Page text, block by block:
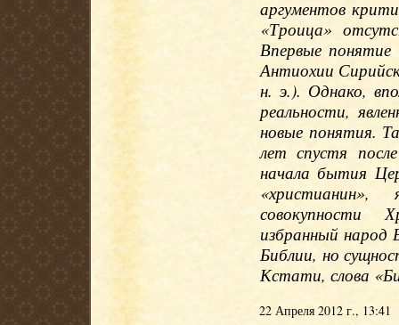
аргументов
«Троица»
Впервые
Антиохии
н. э.). Однако,
реальности,
новые понятия.
лет спустя
начала бытия
«христианин»,
совокупности
избранный народ
Библии, но
Кстати, слова
22 Апреля 2012 г., 13:41